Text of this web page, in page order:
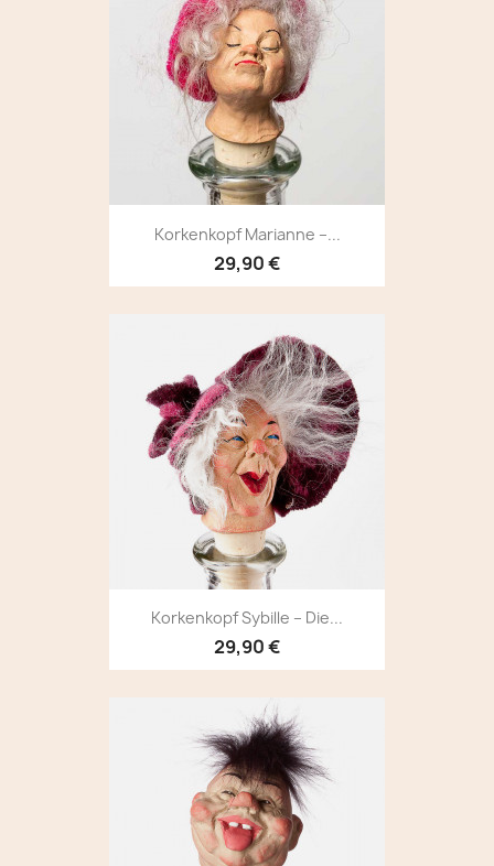
Korkenkopf Marianne –...
29,90 €
Korkenkopf Sybille – Die...
29,90 €